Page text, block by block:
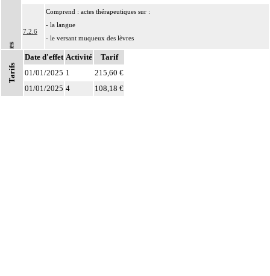
Notes
7.2.6
Comprend : actes thérapeutiques sur :
- la langue
- le versant muqueux des lèvres
- les parois de la bouche
Les actes sur la cavité de l'abdomen, par coelioscopie ou par
associée, la toilette péritonéale et/ou la pose de drain.
Tarifs
Date d'effet Activité
Tarif
01/01/2025 1
215,60 €
01/01/2025 4 108,18 €